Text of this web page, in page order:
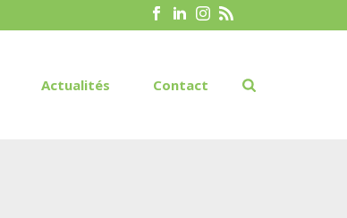
Actualités Contact